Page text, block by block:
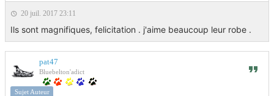
20 juil. 2017 23:11
Ils sont magnifiques, felicitation . j'aime beaucoup leur robe .
pat47
Bluebelton'adict
Sujet Auteur